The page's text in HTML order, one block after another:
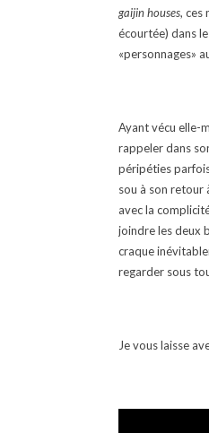
gaijin houses, ces
écourtée) dans
«personnages»
Ayant vécu elle-
rappeler dans
péripéties
sou à son retour
avec la
joindre les deux
craque
regarder sous
Je vous laisse